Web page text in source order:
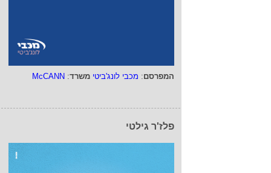
המפרסם: מכבי לונג'ביטי משרד:
McCANN
פלז'ר גילטי